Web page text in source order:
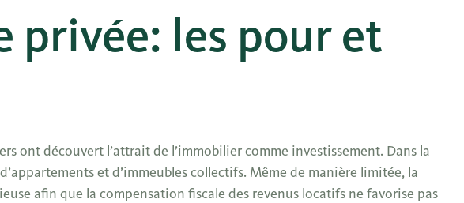
privée: les pour et
ont découvert l’attrait de l’immobilier comme investissement. Dans la
et d’immeubles collectifs. Même de manière limitée, la
afin que la compensation fiscale des revenus locatifs ne favorise pas